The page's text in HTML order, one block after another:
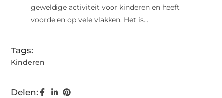
geweldige activiteit voor kinderen en heeft
voordelen op vele vlakken. Het is...
Tags:
Kinderen
Delen: